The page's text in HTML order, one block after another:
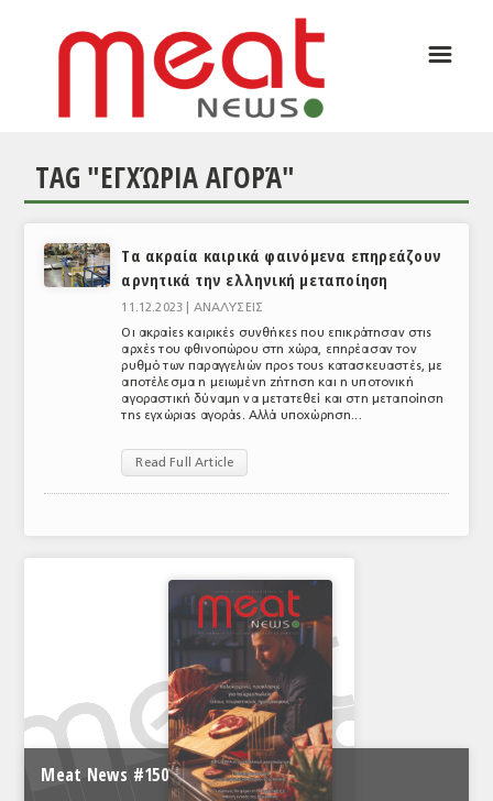
ΕΙΔΗΣΕΙΣ
ΘΕΜΑΤΑ
ΠΡΩΤΕΣ ΥΛΕΣ
ΕΞΟΠΛΙΣΜΟΣ
☰
TAG "ΕΓΧΏΡΙΑ ΑΓΟΡΆ"
Tα ακραία καιρικά φαινόμενα επηρεάζουν
αρνητικά την ελληνική μεταποίηση
11.12.2023 | ΑΝΑΛΥΣΕΙΣ
Οι ακραίες καιρικές συνθήκες που επικράτησαν στις
αρχές του φθινοπώρου στη χώρα, επηρέασαν τον
ρυθμό των παραγγελιών προς τους κατασκευαστές, με
αποτέλεσμα η μειωμένη ζήτηση και η υποτονική
αγοραστική δύναμη να μετατεθεί και στη μεταποίηση
της εγχώριας αγοράς. Αλλά υποχώρηση...
Read Full Article
Meat News #150